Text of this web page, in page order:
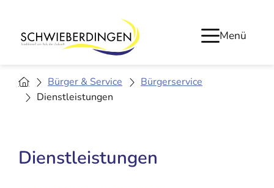
Menü
Bürger & Service
Bürgerservice
Dienstleistungen
Dienstleistungen